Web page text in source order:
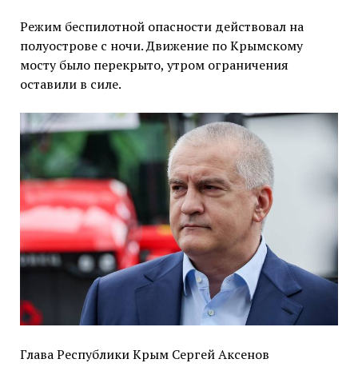
Режим беспилотной опасности действовал на
полуострове с ночи. Движение по Крымскому
мосту было перекрыто, утром ограничения
оставили в силе.
Глава Республики Крым Сергей Аксенов